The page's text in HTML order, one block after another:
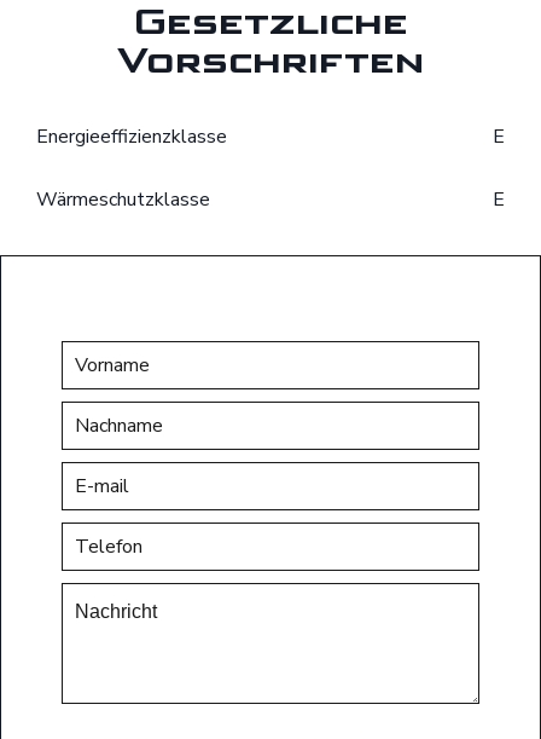
Gesetzliche
Vorschriften
Energieeffizienzklasse E
Wärmeschutzklasse E